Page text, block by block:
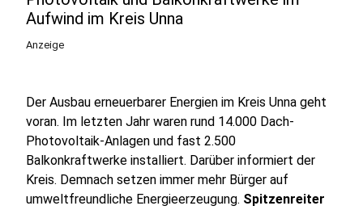
Aufwind im Kreis Unna
Anzeige
Der Ausbau erneuerbarer Energien im Kreis Unna geht
voran. Im letzten Jahr waren rund 14.000 Dach-
Photovoltaik-Anlagen und fast 2.500
Balkonkraftwerke installiert. Darüber informiert der
Kreis. Demnach setzen immer mehr Bürger auf
umweltfreundliche Energieerzeugung. Spitzenreiter